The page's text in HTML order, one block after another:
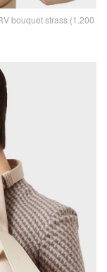
bouquet strass (1.200